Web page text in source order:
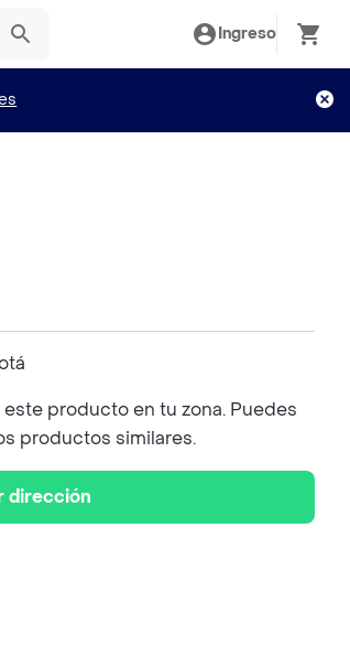
Ingreso
producto en tu zona. Puedes
productos similares.
dirección